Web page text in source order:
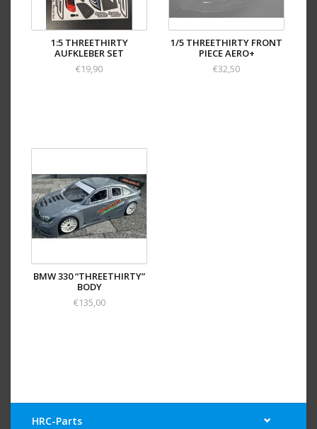
1:5 THREETHIRTY
AUFKLEBER SET
€19,90
1/5 THREETHIRTY FRONT
PIECE AERO+
€32,50
BMW 330 “THREETHIRTY”
BODY
€135,00
HRC-Parts